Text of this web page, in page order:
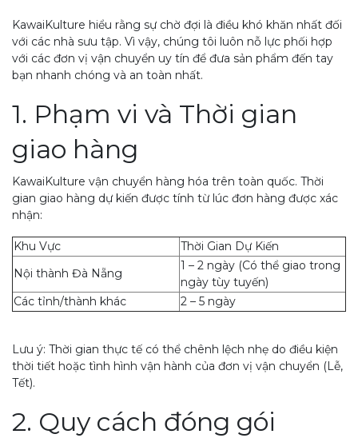
KawaiKulture hiểu rằng sự chờ đợi là điều khó khăn nhất đối
với các nhà sưu tập. Vì vậy, chúng tôi luôn nỗ lực phối hợp
với các đơn vị vận chuyển uy tín để đưa sản phẩm đến tay
bạn nhanh chóng và an toàn nhất.
1. Phạm vi và Thời gian
giao hàng
KawaiKulture vận chuyển hàng hóa trên toàn quốc. Thời
gian giao hàng dự kiến được tính từ lúc đơn hàng được xác
nhận:
Khu Vực
Thời Gian Dự Kiến
Nội thành Đà Nẵng
1 – 2 ngày (Có thể giao trong
ngày tùy tuyến)
Các tỉnh/thành khác
2 – 5 ngày
Lưu ý: Thời gian thực tế có thể chênh lệch nhẹ do điều kiện
thời tiết hoặc tình hình vận hành của đơn vị vận chuyển (Lễ,
Tết).
2. Quy cách đóng gói